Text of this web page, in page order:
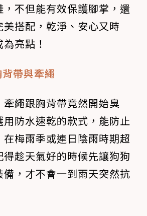
，不但能有效保護腳掌，還
搭配，乾淨、安心又時
亮點！
帶與牽繩
繩跟胸背帶竟然開始臭
用防水速乾的款式，能防止
梅雨季或連日陰雨時期超
趁天氣好的時候先讓狗狗
，才不會一到雨天突然抗